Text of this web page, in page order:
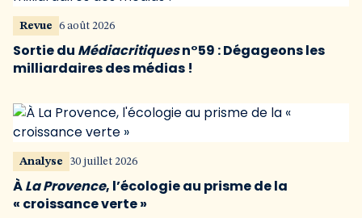
Revue 6 août 2026
Sortie du Médiacritiquesn°59 : Dégageons les
milliardaires des médias !
Analyse 30 juillet 2026
ÀLa Provence, l’écologie au prisme de la
« croissance verte »